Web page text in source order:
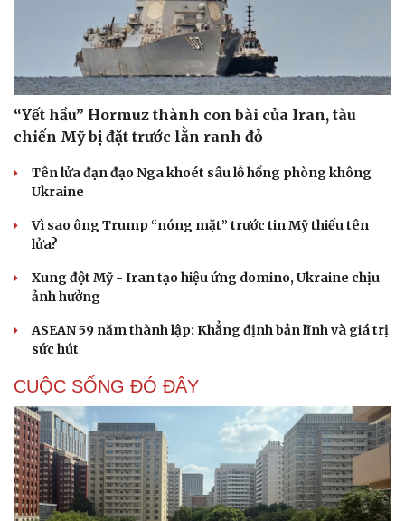
“Yết hầu” Hormuz thành con bài của Iran, tàu
chiến Mỹ bị đặt trước lằn ranh đỏ
Tên lửa đạn đạo Nga khoét sâu lỗ hổng phòng không
Ukraine
Vì sao ông Trump “nóng mặt” trước tin Mỹ thiếu tên
lửa?
Xung đột Mỹ - Iran tạo hiệu ứng domino, Ukraine chịu
ảnh hưởng
ASEAN 59 năm thành lập: Khẳng định bản lĩnh và giá trị
sức hút
CUỘC SỐNG ĐÓ ĐÂY